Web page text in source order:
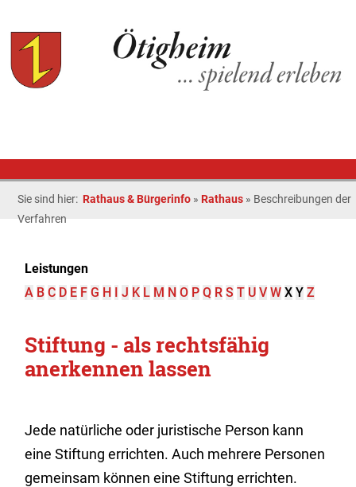
Sie sind hier: Rathaus & Bürgerinfo » Rathaus » Beschreibungen der
Verfahren
Leistungen
A B C D E F G H I J K L M N O P Q R S T U V W X Y Z
Stiftung - als rechtsfähig
anerkennen lassen
Jede natürliche oder juristische Person kann
eine Stiftung errichten.Auch mehrere Personen
gemeinsam können eine Stiftung errichten.